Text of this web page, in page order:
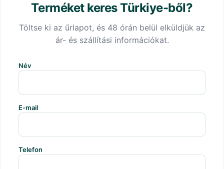
Terméket keres Türkiye-ből?
Töltse ki az űrlapot, és 48 órán belül elküldjük az
ár- és szállítási információkat.
Név
E-mail
Telefon